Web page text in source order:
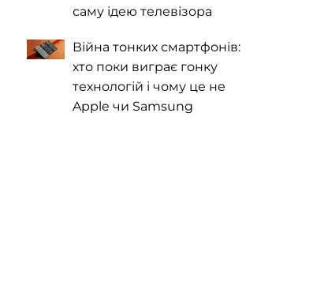
саму ідею телевізора
Війна тонких смартфонів:
хто поки виграє гонку
технологій і чому це не
Apple чи Samsung